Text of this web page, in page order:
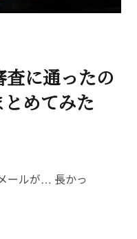
査に通ったの
めてみた
ールが… 長かっ